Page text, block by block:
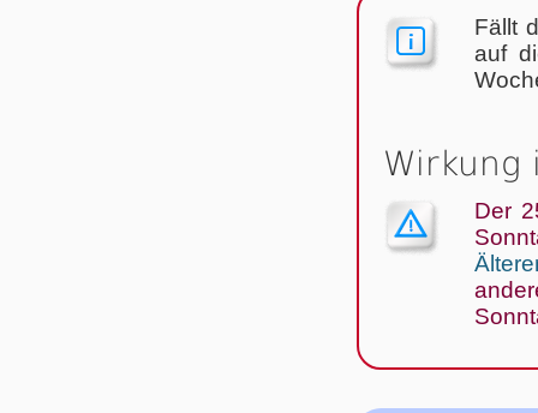
Fällt
auf
Wirkung
Der